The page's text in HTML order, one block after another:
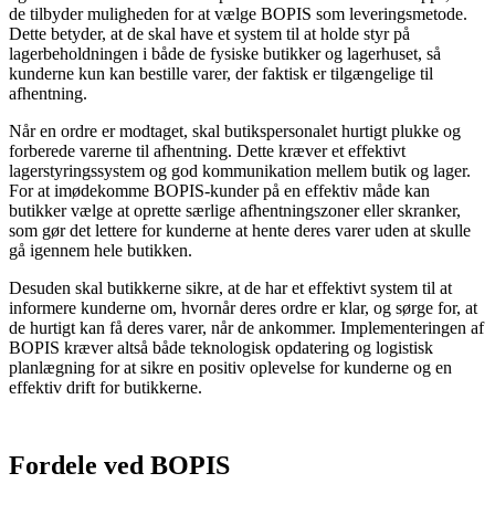
de tilbyder muligheden for at vælge BOPIS som leveringsmetode.
Dette betyder, at de skal have et system til at holde styr på
lagerbeholdningen i både de fysiske butikker og lagerhuset, så
kunderne kun kan bestille varer, der faktisk er tilgængelige til
afhentning.
Når en ordre er modtaget, skal butikspersonalet hurtigt plukke og
forberede varerne til afhentning. Dette kræver et effektivt
lagerstyringssystem og god kommunikation mellem butik og lager.
For at imødekomme BOPIS-kunder på en effektiv måde kan
butikker vælge at oprette særlige afhentningszoner eller skranker,
som gør det lettere for kunderne at hente deres varer uden at skulle
gå igennem hele butikken.
Desuden skal butikkerne sikre, at de har et effektivt system til at
informere kunderne om, hvornår deres ordre er klar, og sørge for, at
de hurtigt kan få deres varer, når de ankommer. Implementeringen af
BOPIS kræver altså både teknologisk opdatering og logistisk
planlægning for at sikre en positiv oplevelse for kunderne og en
effektiv drift for butikkerne.
Fordele ved BOPIS